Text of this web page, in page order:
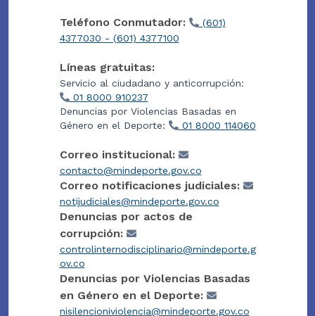
Teléfono Conmutador:
(601)
4377030 - (601) 4377100
Líneas gratuitas:
Servicio al ciudadano y anticorrupción:
01 8000 910237
Denuncias por Violencias Basadas en
Género en el Deporte:
01 8000 114060
Correo institucional:
contacto@mindeporte.gov.co
Correo notificaciones judiciales:
notijudiciales@mindeporte.gov.co
Denuncias por actos de
corrupción:
controlinternodisciplinario@mindeporte.g
ov.co
Denuncias por Violencias Basadas
en Género en el Deporte:
nisilencioniviolencia@mindeporte.gov.co